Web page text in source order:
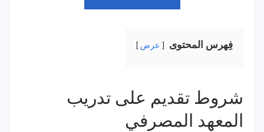
فِهرس المحتوى عرض
شروط تقديم على تدريب
المعهد المصرفي